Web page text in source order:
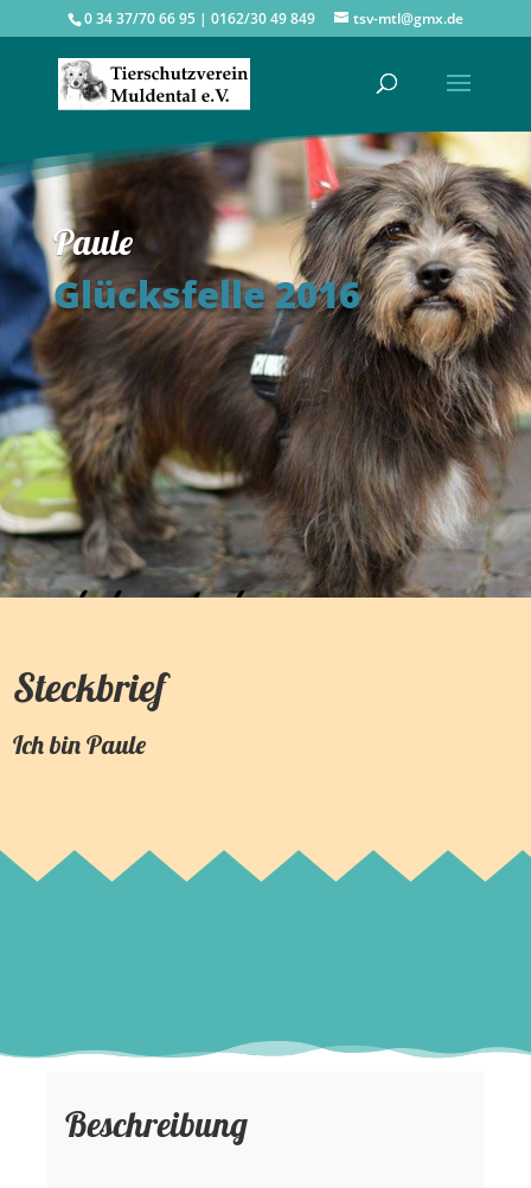
0 34 37/70 66 95 | 0162/30 49 849 tsv-mtl@gmx.de
Paule
Glücksfelle 2016
Steckbrief
Ich binPaule
Beschreibung